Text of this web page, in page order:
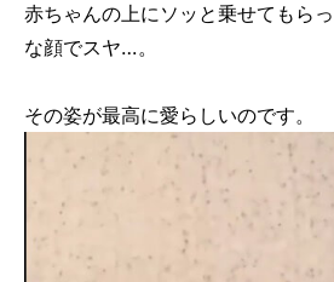
赤ちゃんの上にソッと乗せてもら
な顔でスヤ…。
その姿が最高に愛らしいのです。